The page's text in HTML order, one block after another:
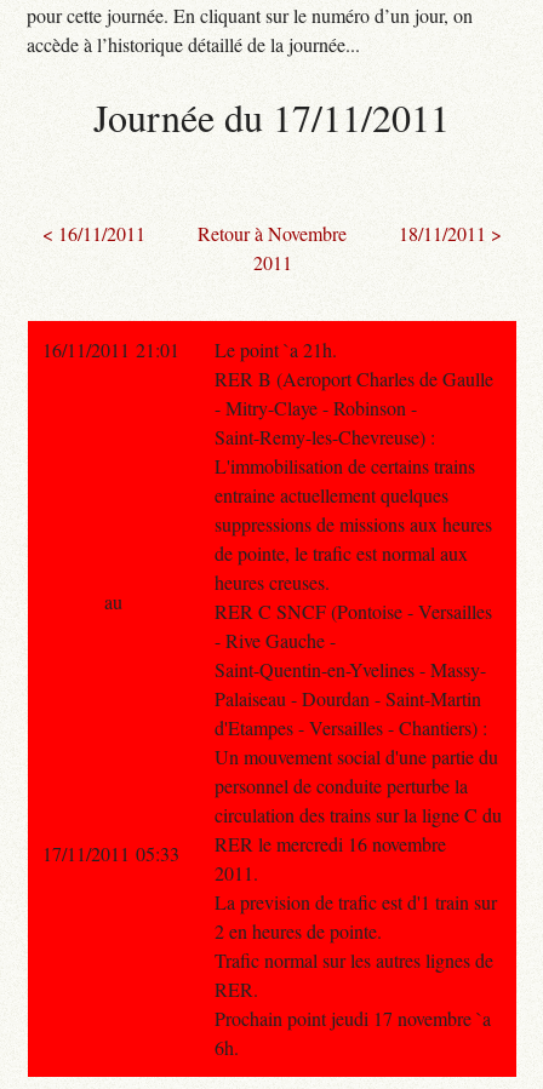
pour cette journée. En cliquant sur le numéro d’un jour, on
accède à l’historique détaillé de la journée...
Journée du 17/11/2011
< 16/11/2011
Retour à Novembre
2011
18/11/2011 >
16/11/2011 21:01
Le point `a 21h.
RER B (Aeroport Charles de Gaulle
- Mitry-Claye - Robinson -
Saint-Remy-les-Chevreuse) :
L'immobilisation de certains trains
entraine actuellement quelques
suppressions de missions aux heures
de pointe, le trafic est normal aux
heures creuses.
RER C SNCF (Pontoise - Versailles
- Rive Gauche -
Saint-Quentin-en-Yvelines - Massy-
Palaiseau - Dourdan - Saint-Martin
d'Etampes - Versailles - Chantiers) :
Un mouvement social d'une partie du
personnel de conduite perturbe la
circulation des trains sur la ligne C du
RER le mercredi 16 novembre
2011.
La prevision de trafic est d'1 train sur
2 en heures de pointe.
Trafic normal sur les autres lignes de
RER.
Prochain point jeudi 17 novembre `a
6h.
au
17/11/2011 05:33